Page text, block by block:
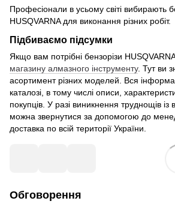
Професіонали в усьому світі вибирають
HUSQVARNA для виконання різних робіт.
Підбиваємо підсумки
Якщо вам потрібні бензорізи
магазину алмазного інструменту. Тут ви
асортимент різних моделей. Вся
каталозі, в тому числі описи,
покупців. У разі виникнення труднощів
можна звернутися за допомогою до
доставка по всій території України.
Обговорення